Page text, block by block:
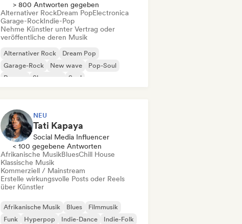
> 800 Antworten gegeben
Alternativer RockDream PopElectronica
Garage-RockIndie-Pop
Nehme Künstler unter Vertrag oder
veröffentliche deren Musik
Alternativer Rock
Dream Pop
Garage-Rock
New wave
Pop-Soul
Reggae
Shoegaze Soul
NEU
Tati Kapaya
Social Media Influencer
< 100 gegebene Antworten
Afrikanische MusikBluesChill House
Klassische Musik
Kommerziell / Mainstream
Erstelle wirkungsvolle Posts oder Reels
über Künstler
Afrikanische Musik Blues
Filmmusik
Funk
Hyperpop Indie-Dance Indie-Folk